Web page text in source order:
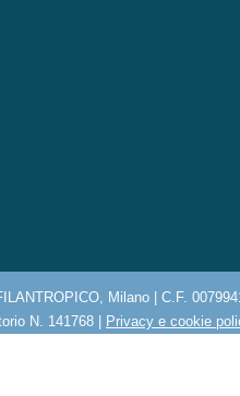
Milano | C.F.
N. 141768 | Privacy e cookie